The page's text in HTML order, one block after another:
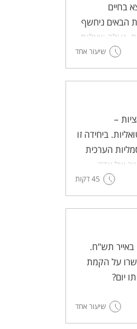
בחיים
הבאים ניחשף
נעלה שאלות
ליצירת חברת
שיעור אחד
–
ביחידה זו
הערכית
של צדק,
מהנבואות
הסמלית
בעבר ועיר
נועד
האמת
45 דקות
באייר תש"ח.
על הקמת
יום?
שיעור אחד